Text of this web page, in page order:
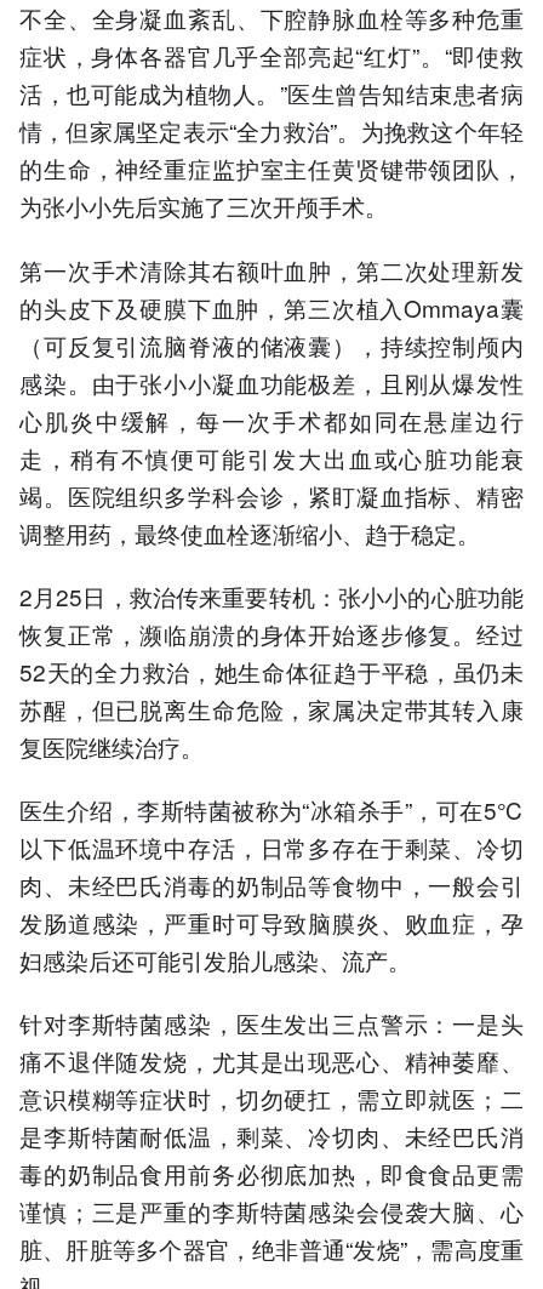
不全、全身凝血紊乱、下腔静脉血栓等多种危重
症状，身体各器官几乎全部亮起“红灯”。“即使救
活，也可能成为植物人。”医生曾告知结束患者病
情，但家属坚定表示“全力救治”。为挽救这个年轻
的生命，神经重症监护室主任黄贤键带领团队，
为张小小先后实施了三次开颅手术。
第一次手术清除其右额叶血肿，第二次处理新发
的头皮下及硬膜下血肿，第三次植入Ommaya囊
（可反复引流脑脊液的储液囊），持续控制颅内
感染。由于张小小凝血功能极差，且刚从爆发性
心肌炎中缓解，每一次手术都如同在悬崖边行
走，稍有不慎便可能引发大出血或心脏功能衰
竭。医院组织多学科会诊，紧盯凝血指标、精密
调整用药，最终使血栓逐渐缩小、趋于稳定。
2月25日，救治传来重要转机：张小小的心脏功能
恢复正常，濒临崩溃的身体开始逐步修复。经过
52天的全力救治，她生命体征趋于平稳，虽仍未
苏醒，但已脱离生命危险，家属决定带其转入康
复医院继续治疗。
医生介绍，李斯特菌被称为“冰箱杀手”，可在5℃
以下低温环境中存活，日常多存在于剩菜、冷切
肉、未经巴氏消毒的奶制品等食物中，一般会引
发肠道感染，严重时可导致脑膜炎、败血症，孕
妇感染后还可能引发胎儿感染、流产。
针对李斯特菌感染，医生发出三点警示：一是头
痛不退伴随发烧，尤其是出现恶心、精神萎靡、
意识模糊等症状时，切勿硬扛，需立即就医；二
是李斯特菌耐低温，剩菜、冷切肉、未经巴氏消
毒的奶制品食用前务必彻底加热，即食食品更需
谨慎；三是严重的李斯特菌感染会侵袭大脑、心
脏、肝脏等多个器官，绝非普通“发烧”，需高度重